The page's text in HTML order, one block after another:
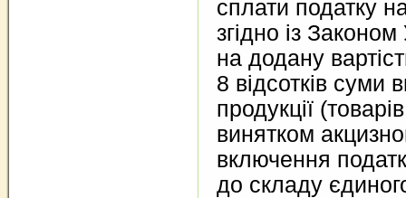
сплати податку
згідно із
на додану
8 відсотків суми
продукції
винятком
включення
до складу